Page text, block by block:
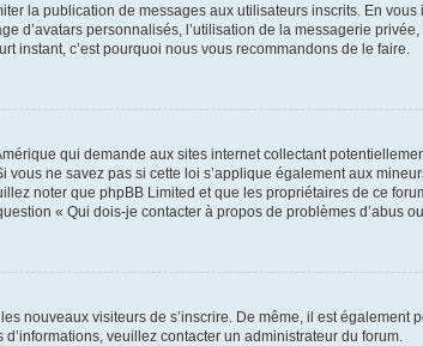
la publication de messages aux utilisateurs inscrits. En
d’avatars personnalisés, l’utilisation de la messagerie
instant, c’est pourquoi nous vous recommandons de le faire.
qui demande aux sites internet collectant
ne savez pas si cette loi s’applique également aux
noter que phpBB Limited et que les propriétaires de ce
« Qui dois-je contacter à propos de problèmes d’abus
nouveaux visiteurs de s’inscrire. De même, il est également
veuillez contacter un administrateur du forum.